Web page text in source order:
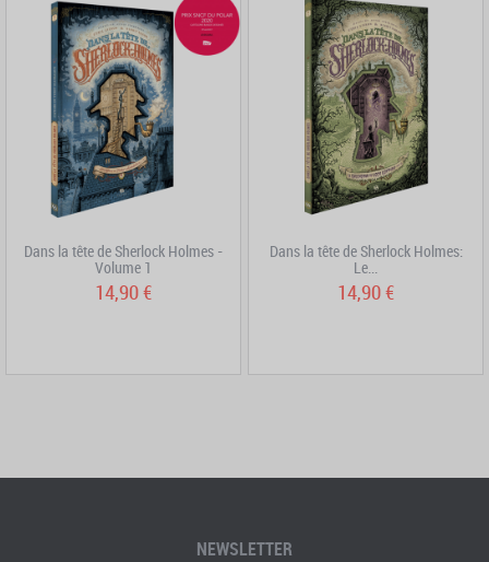
Dans la tête de Sherlock Holmes -
Volume 1
14,90 €
Dans la tête de Sherlock Holmes:
Le...
14,90 €
NEWSLETTER